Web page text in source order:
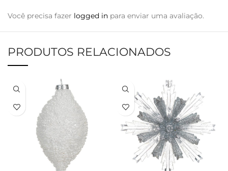
Você precisa fazer logged in para enviar uma avaliação.
PRODUTOS RELACIONADOS